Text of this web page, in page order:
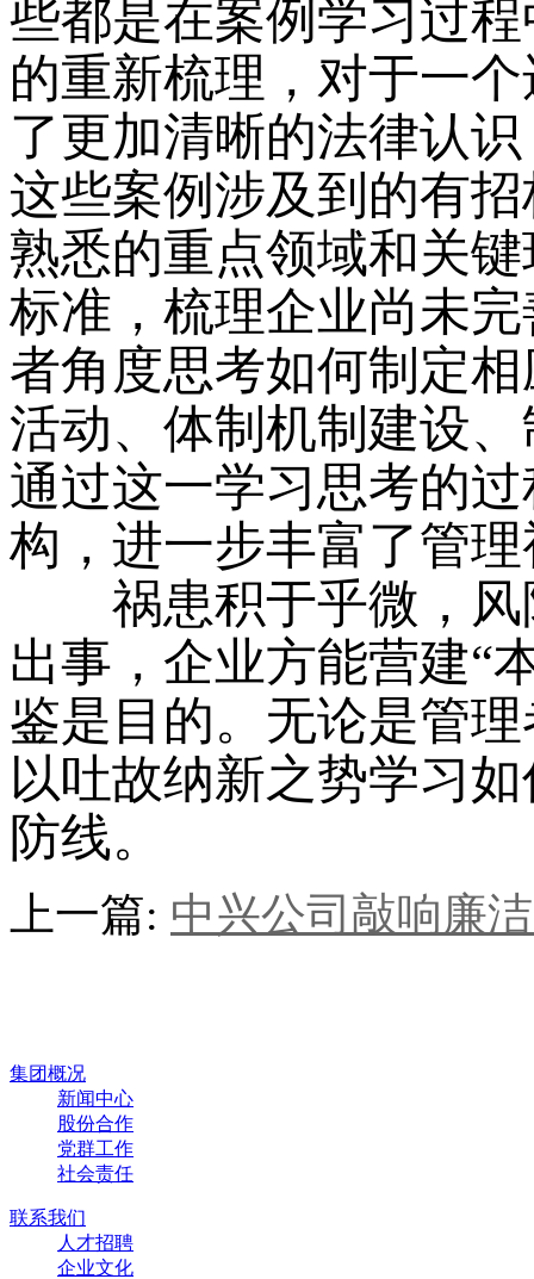
些都是在案例学习过
的重新梳理，对于一
了更加清晰的法律认
这些案例涉及到的有
熟悉的重点领域和关
标准，梳理企业尚未
者角度思考如何制定
活动、体制机制建设
通过这一学习思考的
构，进一步丰富了管
祸患积于乎微，风
出事，企业方能营建“
鉴是目的。无论是管
以吐故纳新之势学习
防线。
上一篇: 中兴公司敲响廉
集团概况
新闻中心
股份合作
党群工作
社会责任
联系我们
人才招聘
企业文化